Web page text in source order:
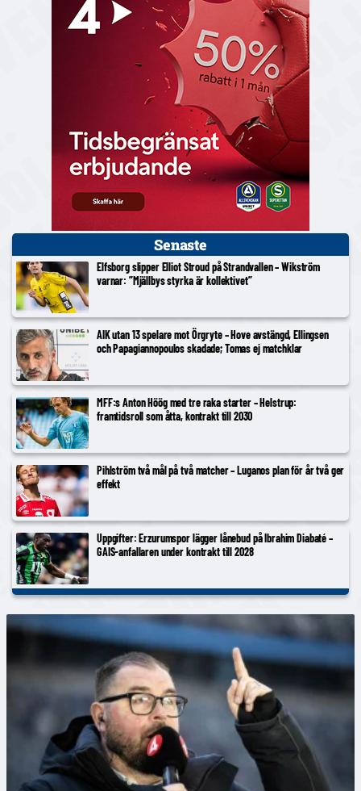
Senaste
Elfsborg slipper Elliot Stroud på Strandvallen – Wikström
varnar: ”Mjällbys styrka är kollektivet”
AIK utan 13 spelare mot Örgryte – Hove avstängd, Ellingsen
och Papagiannopoulos skadade; Tomas ej matchklar
MFF:s Anton Höög med tre raka starter – Helstrup:
framtidsroll som åtta, kontrakt till 2030
Pihlström två mål på två matcher – Luganos plan för år två ger
effekt
Uppgifter: Erzurumspor lägger lånebud på Ibrahim Diabaté –
GAIS-anfallaren under kontrakt till 2028